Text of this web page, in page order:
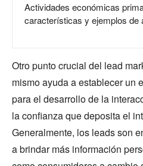
Actividades económicas
características y ejemplos de
Otro punto crucial del lead
mismo ayuda a establecer un
para el desarrollo de la
la confianza que deposita el
Generalmente, los leads son
a brindar más información